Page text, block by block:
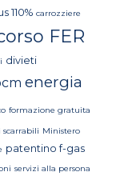
110% carrozziere
FER
divieti
energia
formazione gratuita
scarrabili Ministero
patentino f-gas
servizi alla persona